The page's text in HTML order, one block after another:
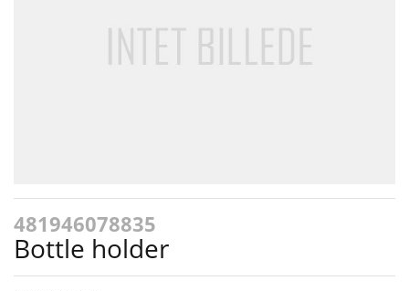
481946078835
Bottle holder